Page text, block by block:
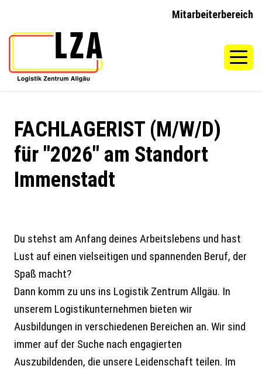
Mitarbeiterbereich
FACHLAGERIST (M/W/D)
für "2026" am Standort
Immenstadt
Du stehst am Anfang deines Arbeitslebens und hast
Lust auf einen vielseitigen und spannenden Beruf, der
Spaß macht?
Dann komm zu uns ins Logistik Zentrum Allgäu. In
unserem Logistikunternehmen bieten wir
Ausbildungen in verschiedenen Bereichen an. Wir sind
immer auf der Suche nach engagierten
Auszubildenden, die unsere Leidenschaft teilen. Im